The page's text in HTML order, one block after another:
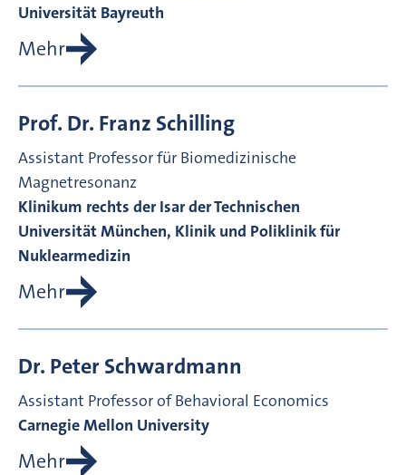
Universität Bayreuth
Mehr
Prof. Dr. Franz Schilling
Assistant Professor für Biomedizinische
Magnetresonanz
Klinikum rechts der Isar der Technischen
Universität München, Klinik und Poliklinik für
Nuklearmedizin
Mehr
Dr. PeterSchwardmann
Assistant Professor of Behavioral Economics
Carnegie Mellon University
Mehr